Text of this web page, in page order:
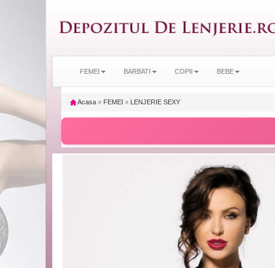
FEMEI BARBATI COPII BEBE
Acasa » FEMEI » LENJERIE SEXY